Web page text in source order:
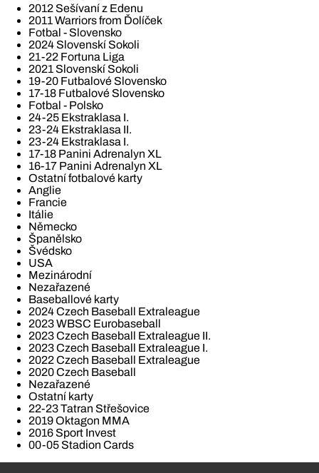
2012 Sešívaní z Edenu
2011 Warriors from Ďolíček
Fotbal - Slovensko
2024 Slovenskí Sokoli
21-22 Fortuna Liga
2021 Slovenskí Sokoli
19-20 Futbalové Slovensko
17-18 Futbalové Slovensko
Fotbal - Polsko
24-25 Ekstraklasa I.
23-24 Ekstraklasa II.
23-24 Ekstraklasa I.
17-18 Panini Adrenalyn XL
16-17 Panini Adrenalyn XL
Ostatní fotbalové karty
Anglie
Francie
Itálie
Německo
Španělsko
Švédsko
USA
Mezinárodní
Nezařazené
Baseballové karty
2024 Czech Baseball Extraleague
2023 WBSC Eurobaseball
2023 Czech Baseball Extraleague II.
2023 Czech Baseball Extraleague I.
2022 Czech Baseball Extraleague
2020 Czech Baseball
Nezařazené
Ostatní karty
22-23 Tatran Střešovice
2019 Oktagon MMA
2016 Sport Invest
00-05 Stadion Cards